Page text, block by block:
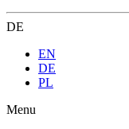
DE
EN
DE
PL
Menu